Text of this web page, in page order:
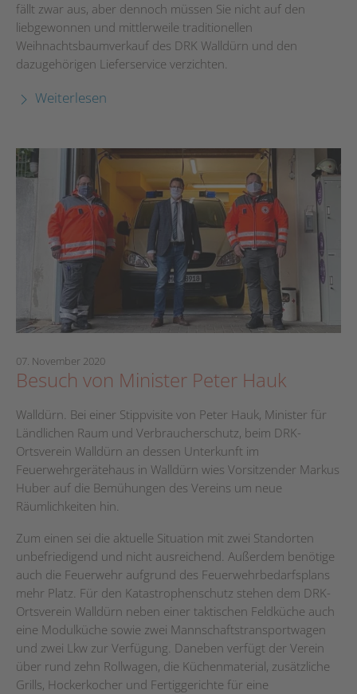
fällt zwar aus, aber dennoch müssen Sie nicht auf den
liebgewonnen und mittlerweile traditionellen
Weihnachtsbaumverkauf des DRK Walldürn und den
dazugehörigen Lieferservice verzichten.
Weiterlesen
07. November 2020
Besuch von Minister Peter Hauk
Walldürn. Bei einer Stippvisite von Peter Hauk, Minister für
Ländlichen Raum und Verbraucherschutz, beim DRK-
Ortsverein Walldürn an dessen Unterkunft im
Feuerwehrgerätehaus in Walldürn wies Vorsitzender Markus
Huber auf die Bemühungen des Vereins um neue
Räumlichkeiten hin.
Zum einen sei die aktuelle Situation mit zwei Standorten
unbefriedigend und nicht ausreichend. Außerdem benötige
auch die Feuerwehr aufgrund des Feuerwehrbedarfsplans
mehr Platz. Für den Katastrophenschutz stehen dem DRK-
Ortsverein Walldürn neben einer taktischen Feldküche auch
eine Modulküche sowie zwei Mannschaftstransportwagen
und zwei Lkw zur Verfügung. Daneben verfügt der Verein
über rund zehn Rollwagen, die Küchenmaterial, zusätzliche
Grills, Hockerkocher und Fertiggerichte für eine